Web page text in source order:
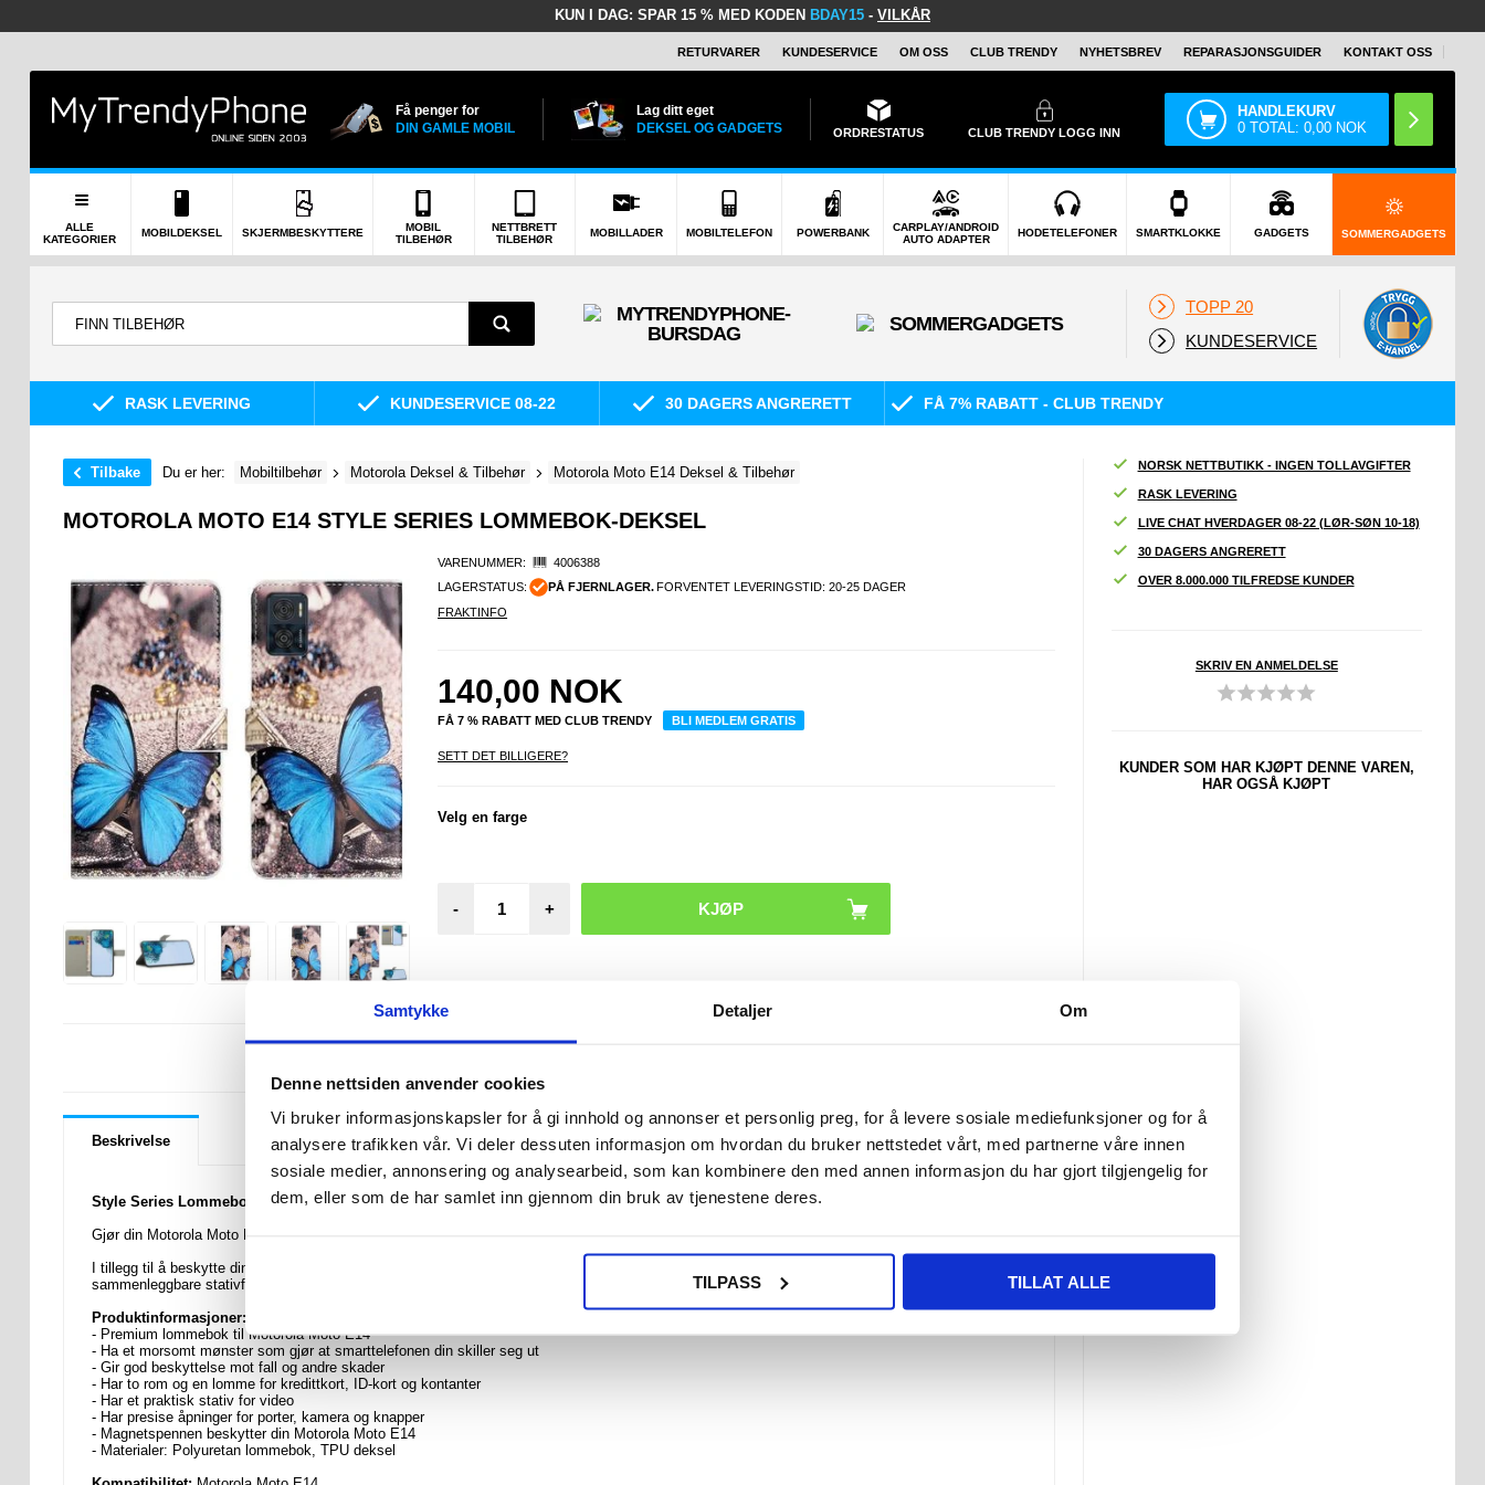
Samtykke Detaljer Om
Denne nettsiden anvender cookies
Vi bruker informasjonskapsler for å gi innhold og annonser et personlig preg, for å levere sosiale mediefunksjoner og for å
analysere trafikken vår. Vi deler dessuten informasjon om hvordan du bruker nettstedet vårt, med partnerne våre innen
sosiale medier, annonsering og analysearbeid, som kan kombinere den med annen informasjon du har gjort tilgjengelig for
dem, eller som de har samlet inn gjennom din bruk av tjenestene deres.
TILPASS TILLAT ALLE
KUN I DAG: SPAR 15 % MED KODEN BDAY15 - VILKÅR
RETURVARER KUNDESERVICE OM OSS CLUB TRENDY NYHETSBREV REPARASJONSGUIDER KONTAKT OSS
Få penger for
DIN GAMLE MOBIL
Lag ditt eget
DEKSEL OG GADGETS
ORDRESTATUS CLUB TRENDYLOGG INN
HANDLEKURV
0 TOTAL:0,00 NOK
ALLE
KATEGORIER
MOBILDEKSEL SKJERMBESKYTTERE
MOBIL
TILBEHØR
NETTBRETT
TILBEHØR
MOBILLADER MOBILTELEFON POWERBANK
CARPLAY/ANDROID
AUTO ADAPTER
HODETELEFONER SMARTKLOKKE GADGETS SOMMERGADGETS
TOPP 20
KUNDESERVICE
RASK LEVERING KUNDESERVICE 08-22 30 DAGERS ANGRERETT FÅ 7% RABATT - CLUB TRENDY
Tilbake Du er her: Mobiltilbehør Motorola Deksel & Tilbehør Motorola Moto E14 Deksel & Tilbehør
MOTOROLA MOTO E14 STYLE SERIES LOMMEBOK-DEKSEL
VARENUMMER:
4006388
LAGERSTATUS:
PÅ FJERNLAGER. FORVENTET LEVERINGSTID: 20-25 DAGER
FRAKTINFO
140,00 NOK
FÅ 7 % RABATT MED CLUB TRENDY BLI MEDLEM GRATIS
SETT DET BILLIGERE?
Velg en farge
- +
Beskrivelse
Style Series Lommebok-deksel til Motorola Moto E14
Gjør din Motorola Moto E14 unik med en praktisk Style Series lommebokdeksel.
I tillegg til å beskytte din Motorola Moto E14 mot fall og ulykker, har dette tilbehøret en stor lomme for kontanter samt plass til noen få kort. Den
sammenleggbare stativfunksjonen lar deg se mediefiler håndfri.
Produktinformasjoner:
- Premium lommebok til Motorola Moto E14
- Ha et morsomt mønster som gjør at smarttelefonen din skiller seg ut
- Gir god beskyttelse mot fall og andre skader
- Har to rom og en lomme for kredittkort, ID-kort og kontanter
- Har et praktisk stativ for video
- Har presise åpninger for porter, kamera og knapper
- Magnetspennen beskytter din Motorola Moto E14
- Materialer: Polyuretan lommebok, TPU deksel
NORSK NETTBUTIKK - INGEN TOLLAVGIFTER
RASK LEVERING
LIVE CHAT HVERDAGER 08-22 (LØR-SØN 10-18)
30 DAGERS ANGRERETT
OVER 8.000.000 TILFREDSE KUNDER
SKRIV EN ANMELDELSE
KUNDER SOM HAR KJØPT DENNE VAREN,
HAR OGSÅ KJØPT